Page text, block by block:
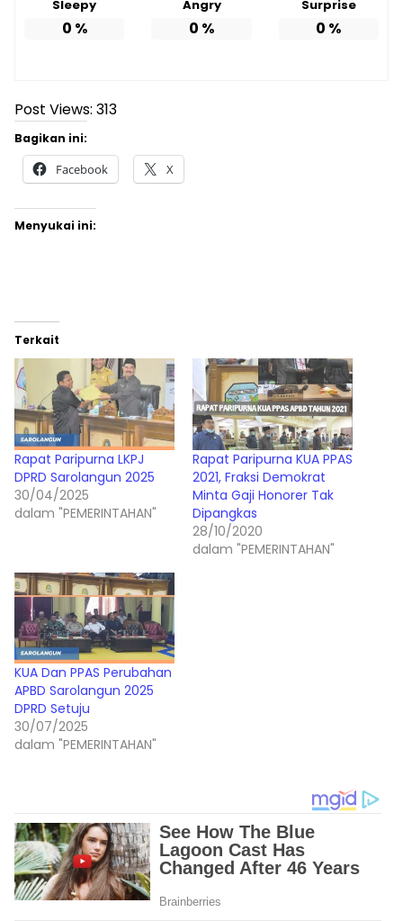
Sleepy
0 %
Angry
0 %
Surprise
0 %
Post Views: 313
Bagikan ini:
Facebook X
Menyukai ini:
Terkait
Rapat Paripurna LKPJ
DPRD Sarolangun 2025
30/04/2025
dalam "PEMERINTAHAN"
Rapat Paripurna KUA PPAS
2021, Fraksi Demokrat
Minta Gaji Honorer Tak
Dipangkas
28/10/2020
dalam "PEMERINTAHAN"
KUA Dan PPAS Perubahan
APBD Sarolangun 2025
DPRD Setuju
30/07/2025
dalam "PEMERINTAHAN"